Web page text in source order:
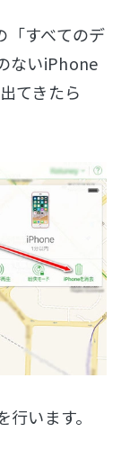
「すべてのデ
ないiPhone
てきたら
います。